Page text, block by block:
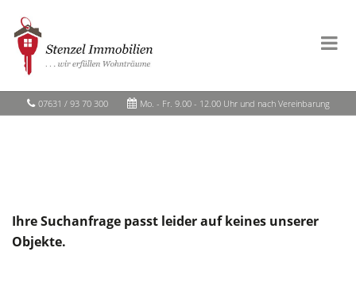
07631 / 93 70 300 Mo. - Fr. 9.00 - 12.00 Uhr und nach Vereinbarung
Ihre Suchanfrage passt leider auf keines unserer
Objekte.